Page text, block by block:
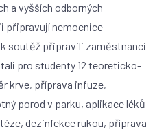
a vyšších odborných
připravují nemocnice
soutěž připravili zaměstnanci
pro studenty 12 teoreticko-
krve, příprava infuze,
porod v parku, aplikace léků
dezinfekce rukou, příprava